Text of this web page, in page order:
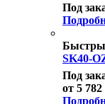
Под
SK40-
Под
от 5 782